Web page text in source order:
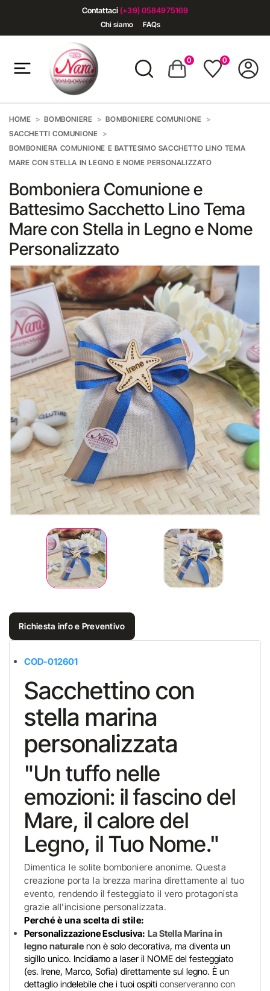
Contattaci (+39) 0584975169
Chi siamo FAQs
0 0
HOME BOMBONIERE
BOMBONIERE COMUNIONE
SACCHETTI COMUNIONE
BOMBONIERA COMUNIONE E BATTESIMO SACCHETTO LINO TEMA
MARE CON STELLA IN LEGNO E NOME PERSONALIZZATO
Bomboniera Comunione e
Battesimo Sacchetto Lino Tema
Mare con Stella in Legno e Nome
Personalizzato
Richiesta info e Preventivo
COD-012601
Sacchettino con
stella marina
personalizzata
"Un tuffo nelle
emozioni: il fascino del
Mare, il calore del
Legno, il Tuo Nome."
Dimentica le solite bomboniere anonime. Questa
creazione porta la brezza marina direttamente al tuo
evento, rendendo il festeggiato il vero protagonista
grazie all'incisione personalizzata.
Perché è una scelta di stile:
Personalizzazione Esclusiva: La Stella Marina in
legno naturale non è solo decorativa, ma diventa un
sigillo unico. Incidiamo a laser il NOME del festeggiato
(es. Irene, Marco, Sofia) direttamente sul legno. È un
dettaglio indelebile che i tuoi ospiti conserveranno con